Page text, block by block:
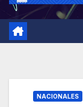
NACIONALES